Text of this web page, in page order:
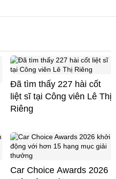
Đã tìm thấy 227 hài cốt
liệt sĩ tại Công viên Lê Thị
Riêng
Car Choice Awards 2026